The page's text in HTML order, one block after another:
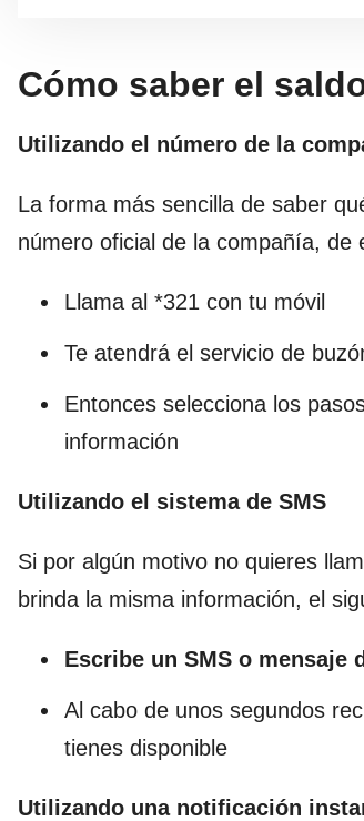
Cómo saber el
Utilizando el número de la
La forma más sencilla de saber
número oficial de la compañía, de
Llama al *321 con tu móvil
Te atendrá el servicio de
Entonces selecciona los
información
Utilizando el sistema de SMS
Si por algún motivo no quieres
brinda la misma información, el
Escribe un SMS o mensaje
Al cabo de unos segundos
tienes disponible
Utilizando una notificación